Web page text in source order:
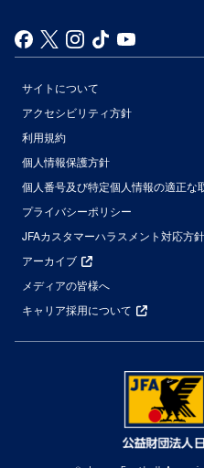
サイトについて
アクセシビリティ方針
利用規約
個人情報保護方針
個人番号及び特定個人情報の適正な
プライバシーポリシー
JFAカスタマーハラスメント対応方針
アーカイブ
メディアの皆様へ
キャリア採用について